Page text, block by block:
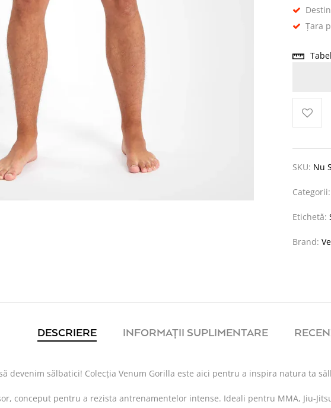
Țara
SKU: Nu
Categorii:
Etichetă:
Brand:
DESCRIERE INFORMAȚII SUPLIMENTARE
devenim sălbatici! Colecția Venum Gorilla este aici pentru a inspira natura ta
conceput pentru a rezista antrenamentelor intense. Ideali pentru MMA, Jiu-